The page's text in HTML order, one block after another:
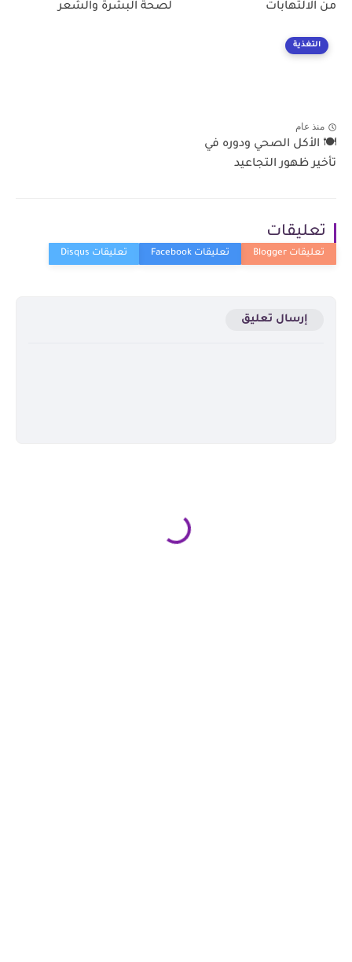
من الالتهابات لصحة البشرة والشعر
التغذية
منذ عام
🍽️ الأكل الصحي ودوره في
تأخير ظهور التجاعيد
تعليقات
إرسال تعليق